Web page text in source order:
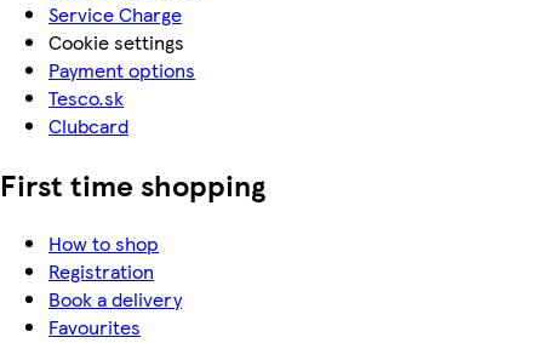
Service Charge
Cookie settings
Payment options
Tesco.sk
Clubcard
First time shopping
How to shop
Registration
Book a delivery
Favourites